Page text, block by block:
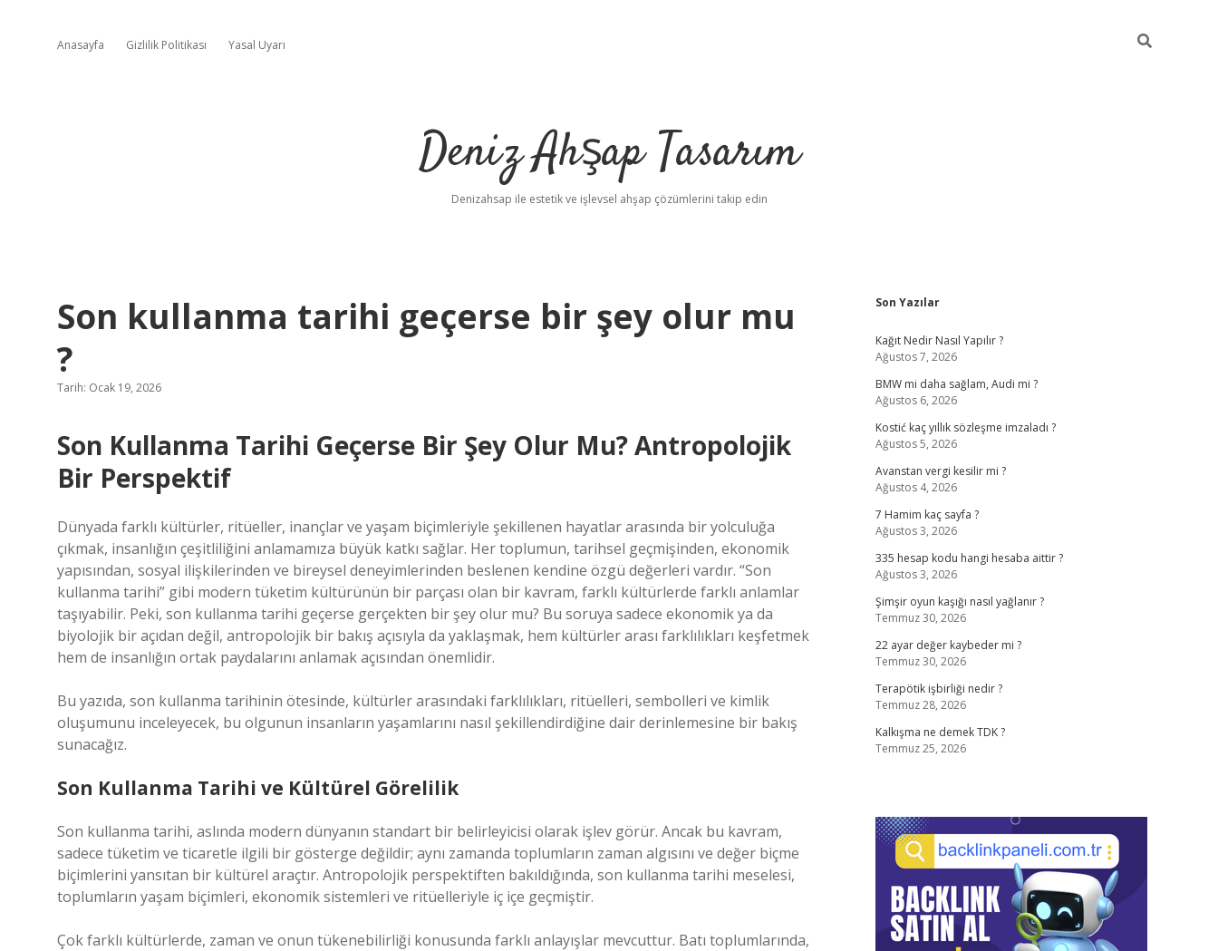
Anasayfa Gizlilik Politikası Yasal Uyarı
Deniz Ahşap Tasarım
Denizahsap ile estetik ve işlevsel ahşap çözümlerini takip edin
Son kullanma tarihi geçerse bir şey olur mu
?
Tarih: Ocak 19, 2026
Son Kullanma Tarihi Geçerse Bir Şey Olur Mu? Antropolojik
Bir Perspektif
Dünyada farklı kültürler, ritüeller, inançlar ve yaşam biçimleriyle şekillenen hayatlar arasında bir yolculuğa
çıkmak, insanlığın çeşitliliğini anlamamıza büyük katkı sağlar. Her toplumun, tarihsel geçmişinden, ekonomik
yapısından, sosyal ilişkilerinden ve bireysel deneyimlerinden beslenen kendine özgü değerleri vardır. “Son
kullanma tarihi” gibi modern tüketim kültürünün bir parçası olan bir kavram, farklı kültürlerde farklı anlamlar
taşıyabilir. Peki, son kullanma tarihi geçerse gerçekten bir şey olur mu? Bu soruya sadece ekonomik ya da
biyolojik bir açıdan değil, antropolojik bir bakış açısıyla da yaklaşmak, hem kültürler arası farklılıkları keşfetmek
hem de insanlığın ortak paydalarını anlamak açısından önemlidir.
Bu yazıda, son kullanma tarihinin ötesinde, kültürler arasındaki farklılıkları, ritüelleri, sembolleri ve kimlik
oluşumunu inceleyecek, bu olgunun insanların yaşamlarını nasıl şekillendirdiğine dair derinlemesine bir bakış
sunacağız.
Son Kullanma Tarihi ve Kültürel Görelilik
Son kullanma tarihi, aslında modern dünyanın standart bir belirleyicisi olarak işlev görür. Ancak bu kavram,
sadece tüketim ve ticaretle ilgili bir gösterge değildir; aynı zamanda toplumların zaman algısını ve değer biçme
biçimlerini yansıtan bir kültürel araçtır. Antropolojik perspektiften bakıldığında, son kullanma tarihi meselesi,
toplumların yaşam biçimleri, ekonomik sistemleri ve ritüelleriyle iç içe geçmiştir.
Çok farklı kültürlerde, zaman ve onun tükenebilirliği konusunda farklı anlayışlar mevcuttur. Batı toplumlarında,
Sidebar
Son Yazılar
Kağıt Nedir Nasıl Yapılır ?
Ağustos 7, 2026
BMW mi daha sağlam, Audi mi ?
Ağustos 6, 2026
Kostić kaç yıllık sözleşme imzaladı ?
Ağustos 5, 2026
Avanstan vergi kesilir mi ?
Ağustos 4, 2026
7 Hamim kaç sayfa ?
Ağustos 3, 2026
335 hesap kodu hangi hesaba aittir ?
Ağustos 3, 2026
Şimşir oyun kaşığı nasıl yağlanır ?
Temmuz 30, 2026
22 ayar değer kaybeder mi ?
Temmuz 30, 2026
Terapötik işbirliği nedir ?
Temmuz 28, 2026
Kalkışma ne demek TDK ?
Temmuz 25, 2026